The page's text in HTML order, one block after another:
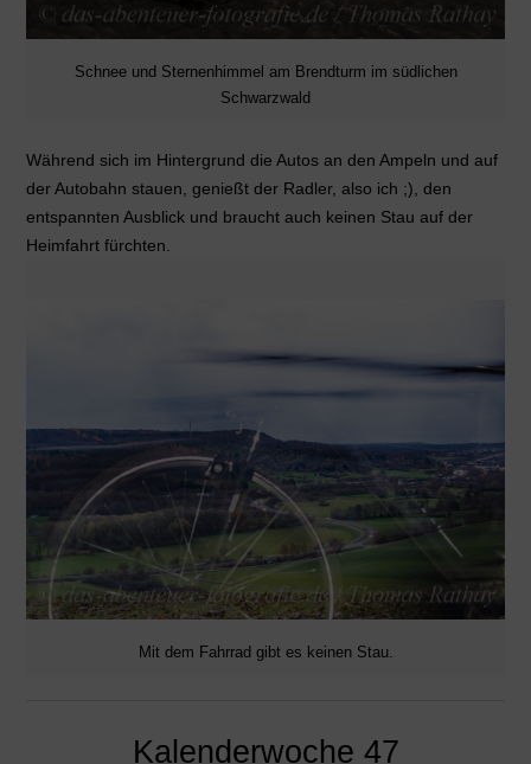
Schnee und Sternenhimmel am Brendturm im südlichen
Schwarzwald
Während sich im Hintergrund die Autos an den Ampeln und auf
der Autobahn stauen, genießt der Radler, also ich ;), den
entspannten Ausblick und braucht auch keinen Stau auf der
Heimfahrt fürchten.
Mit dem Fahrrad gibt es keinen Stau.
Kalenderwoche 47